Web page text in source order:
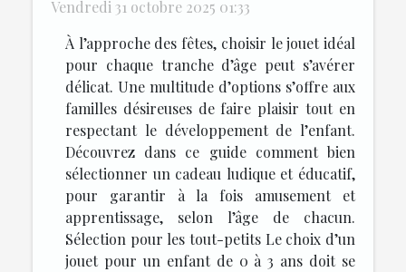
Vendredi 31 octobre 2025 01:33
À l’approche des fêtes, choisir le jouet idéal
pour chaque tranche d’âge peut s’avérer
délicat. Une multitude d’options s’offre aux
familles désireuses de faire plaisir tout en
respectant le développement de l’enfant.
Découvrez dans ce guide comment bien
sélectionner un cadeau ludique et éducatif,
pour garantir à la fois amusement et
apprentissage, selon l’âge de chacun.
Sélection pour les tout-petits Le choix d’un
jouet pour un enfant de 0 à 3 ans doit se